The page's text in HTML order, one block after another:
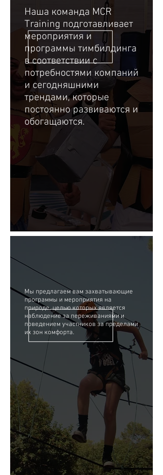
Наша команда MCR
Training подготавливает
мероприятия и
программы тимбилдинга
в соответствии с
потребностями компаний
и сегодняшними
трендами, которые
постоянно развиваются и
обогащаются.
Мы предлагаем вам захватывающие
программы и мероприятия на
природе, целью которых является
наблюдение за переживаниями и
поведением участников за пределами
их зон комфорта.